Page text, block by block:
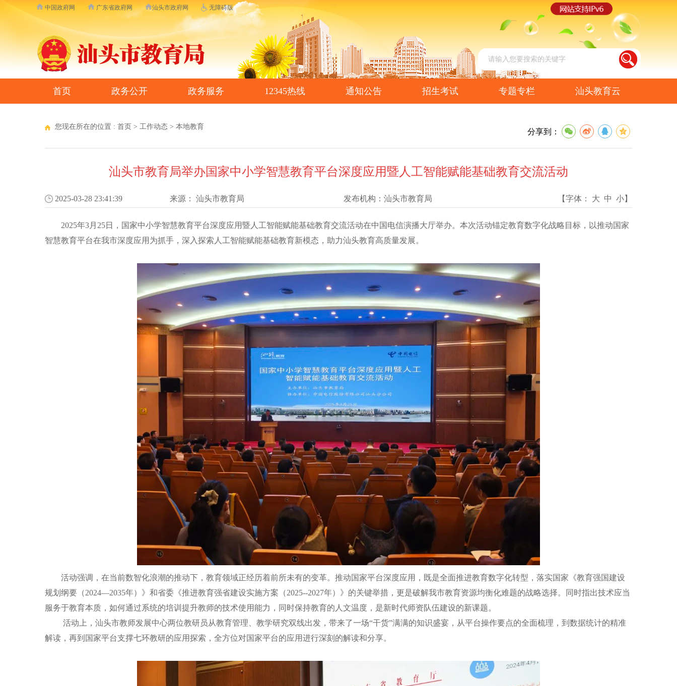
中国政府网 广东省政府网 汕头市政府网 无障碍版
首页 政务公开 政务服务 12345热线 通知公告 招生考试 专题专栏 汕头教育云
您现在所在的位置 : 首页 > 工作动态 > 本地教育
分享到：
汕头市教育局举办国家中小学智慧教育平台深度应用暨人工智能赋能基础教育交流活动
2025-03-28 23:41:39 来源： 汕头市教育局 发布机构： 汕头市教育局 【字体： 大 中 小】
2025年3月25日，国家中小学智慧教育平台深度应用暨人工智能赋能基础教育交流活动在中国电信演播大厅举办。本次活动锚定教育数字化战略目标，以推动国家
智慧教育平台在我市深度应用为抓手，深入探索人工智能赋能基础教育新模态，助力汕头教育高质量发展。
活动强调，在当前数智化浪潮的推动下，教育领域正经历着前所未有的变革。推动国家平台深度应用，既是全面推进教育数字化转型，落实国家《教育强国建设
规划纲要（2024—2035年）》和省委《推进教育强省建设实施方案（2025--2027年）》的关键举措，更是破解我市教育资源均衡化难题的战略选择。同时指出技术应当
服务于教育本质，如何通过系统的培训提升教师的技术使用能力，同时保持教育的人文温度，是新时代师资队伍建设的新课题。
活动上，汕头市教师发展中心两位教研员从教育管理、教学研究双线出发，带来了一场“干货”满满的知识盛宴，从平台操作要点的全面梳理，到数据统计的精准
解读，再到国家平台支撑七环教研的应用探索，全方位对国家平台的应用进行深刻的解读和分享。